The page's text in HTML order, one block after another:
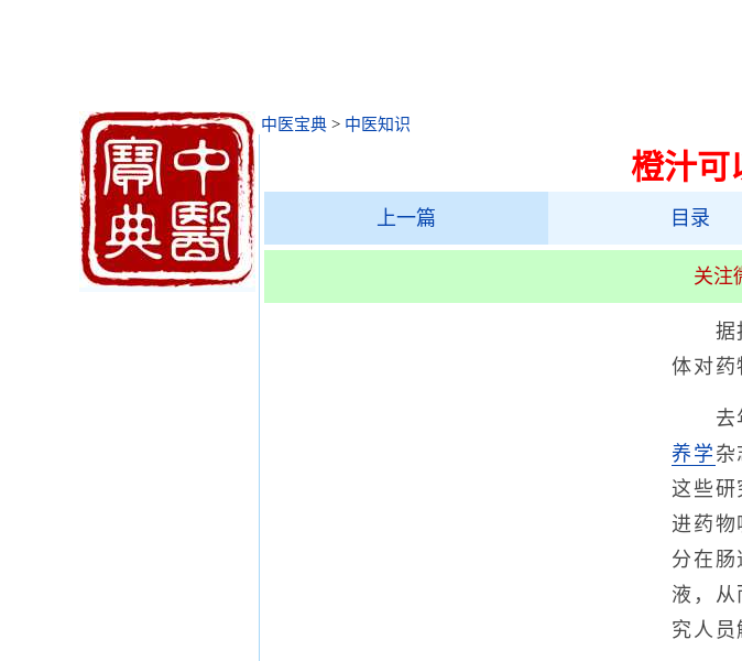
中医宝典 > 中医知识
橙汁可
上一篇 目录
关注
据报
体对药
去年
养学 杂
这些
进药
分在
液，
究人员